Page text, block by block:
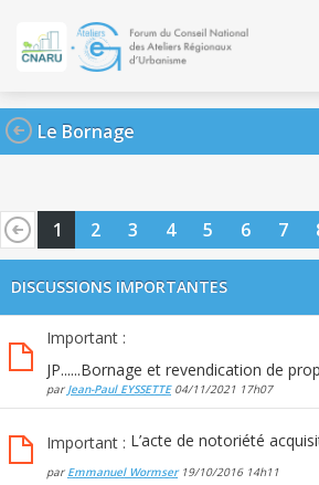
Le Bornage
1 2 3 4 5 6 7
DISCUSSIONS IMPORTANTES
Important :
JP......Bornage et revendication de
par Jean-Paul EYSSETTE04/11/2021 17h07
Important : L’acte de notoriété
par Emmanuel Wormser19/10/2016 14h11